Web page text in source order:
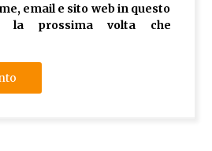
email e sito web in questo
la prossima volta che